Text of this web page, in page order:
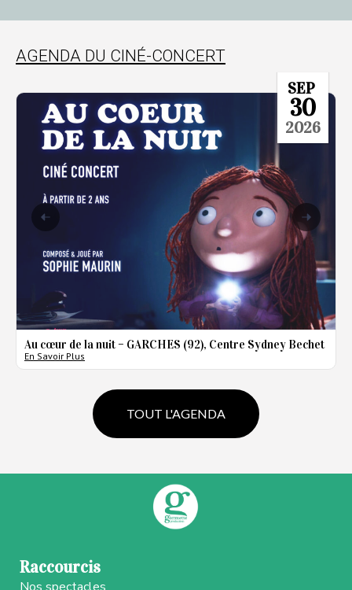
AGENDA DU CINÉ-CONCERT
SEP
30
2026
Au cœur de la nuit – GARCHES (92), Centre Sydney Bechet
En Savoir Plus
TOUT L'AGENDA
Raccourcis